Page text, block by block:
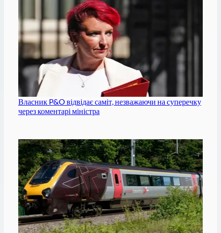
Власник P&O відвідає саміт, незважаючи на суперечку
через коментарі міністра